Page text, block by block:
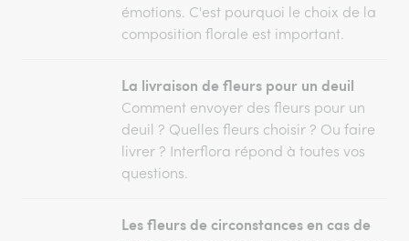
émotions. C'est pourquoi le choix de la
composition florale est important.
La livraison de fleurs pour un deuil
Comment envoyer des fleurs pour un
deuil ? Quelles fleurs choisir ? Ou faire
livrer ? Interflora répond à toutes vos
questions.
Les fleurs de circonstances en cas de